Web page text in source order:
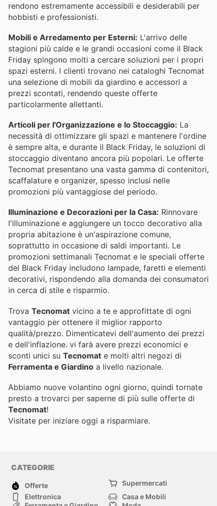
rendono estremamente accessibili e desiderabili per
hobbisti e professionisti.
Mobili e Arredamento per Esterni: L'arrivo delle
stagioni più calde e le grandi occasioni come il Black
Friday spingono molti a cercare soluzioni per i propri
spazi esterni. I clienti trovano nei cataloghi Tecnomat
una selezione di mobili da giardino e accessori a
prezzi scontati, rendendo queste offerte
particolarmente allettanti.
Articoli per l'Organizzazione e lo Stoccaggio: La
necessità di ottimizzare gli spazi e mantenere l'ordine
è sempre alta, e durante il Black Friday, le soluzioni di
stoccaggio diventano ancora più popolari. Le offerte
Tecnomat presentano una vasta gamma di contenitori,
scaffalature e organizer, spesso inclusi nelle
promozioni più vantaggiose del periodo.
Illuminazione e Decorazioni per la Casa: Rinnovare
l'illuminazione e aggiungere un tocco decorativo alla
propria abitazione è un'aspirazione comune,
soprattutto in occasione di saldi importanti. Le
promozioni settimanali Tecnomat e le speciali offerte
del Black Friday includono lampade, faretti e elementi
decorativi, rispondendo alla domanda dei consumatori
in cerca di stile e risparmio.
Trova Tecnomat vicino a te e approfittate di ogni
vantaggio per ottenere il miglior rapporto
qualità/prezzo. Dimenticatevi dell'aumento dei prezzi
e dell'inflazione. vi farà avere prezzi economici e
sconti unici su Tecnomat e molti altri negozi di
Ferramenta e Giardino a livello nazionale.
Abbiamo nuove volantino ogni giorno, quindi tornate
presto a trovarci per saperne di più sulle offerte di
Tecnomat!
Visitate per iniziare oggi a risparmiare.
CATEGORIE
Offerte
Supermercati
Elettronica
Casa e Mobili